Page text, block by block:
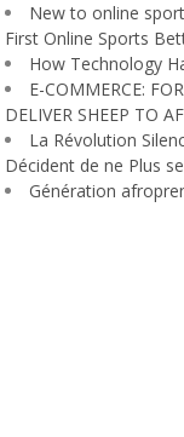
New to online
First Online Sports
How Technology
E-COMMERCE:
DELIVER SHEEP TO
La Révolution
Décident de ne Plus
Génération